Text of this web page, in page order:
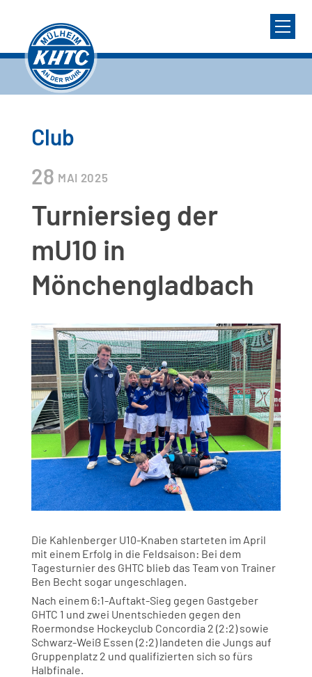
Club
28 MAI 2025
Turniersieg der
mU10 in
Mönchengladbach
Die Kahlenberger U10-Knaben starteten im April
mit einem Erfolg in die Feldsaison: Bei dem
Tagesturnier des GHTC blieb das Team von Trainer
Ben Becht sogar ungeschlagen.
Nach einem 6:1-Auftakt-Sieg gegen Gastgeber
GHTC 1 und zwei Unentschieden gegen den
Roermondse Hockeyclub Concordia 2 (2:2) sowie
Schwarz-Weiß Essen (2:2) landeten die Jungs auf
Gruppenplatz 2 und qualifizierten sich so fürs
Halbfinale.